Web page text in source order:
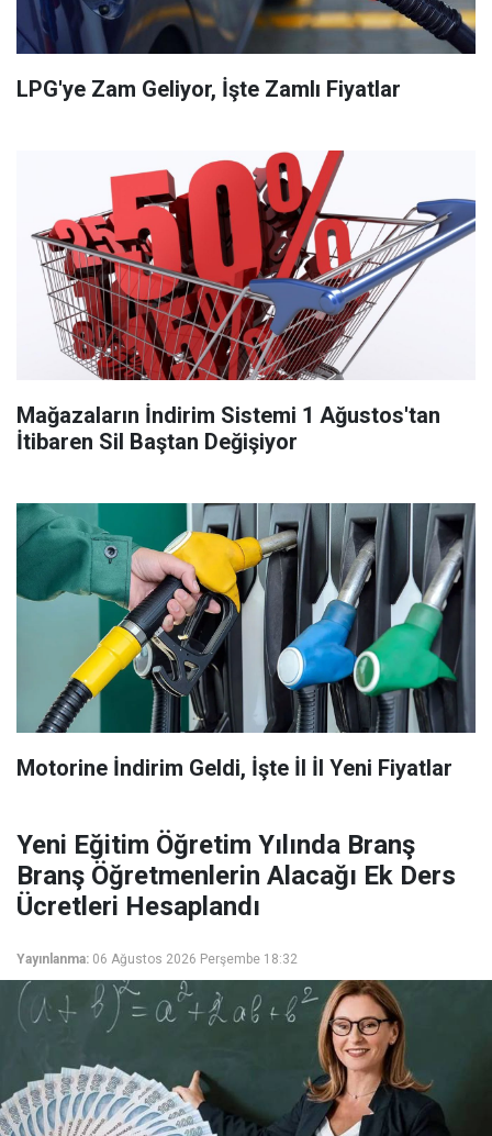
LPG'ye Zam Geliyor, İşte Zamlı Fiyatlar
Mağazaların İndirim Sistemi 1 Ağustos'tan
İtibaren Sil Baştan Değişiyor
Motorine İndirim Geldi, İşte İl İl Yeni Fiyatlar
Yeni Eğitim Öğretim Yılında Branş
Branş Öğretmenlerin Alacağı Ek Ders
Ücretleri Hesaplandı
Yayınlanma: 06 Ağustos 2026 Perşembe 18:32